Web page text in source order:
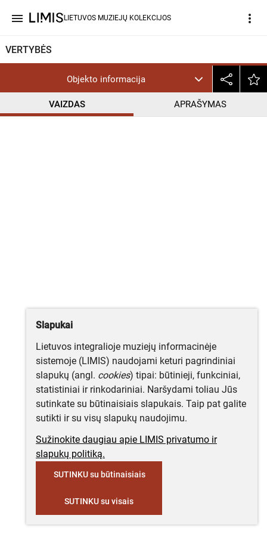
menu LIETUVOS MUZIEJŲ KOLEKCIJOS more_vert
VERTYBĖS
Objekto informacija
VAIZDAS APRAŠYMAS
Slapukai
Lietuvos integralioje muziejų informacinėje
sistemoje (LIMIS) naudojami keturi pagrindiniai
slapukų (angl. cookies) tipai: būtinieji, funkciniai,
statistiniai ir rinkodariniai. Naršydami toliau Jūs
sutinkate su būtinaisiais slapukais. Taip pat galite
sutikti ir su visų slapukų naudojimu.
Sužinokite daugiau apie LIMIS privatumo ir
slapukų politiką.
SUTINKU su būtinaisiais
SUTINKU su visais